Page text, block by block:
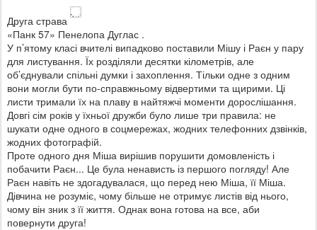
Друга страва
«Панк 57» Пенелопа Дуглас .
У п’ятому класі вчителі випадково поставили Мішу і Раєн у пару
для листування. Їх розділяли десятки кілометрів, але
об’єднували спільні думки і захоплення. Тільки одне з одним
вони могли бути по-справжньому відвертими та щирими. Ці
листи тримали їх на плаву в найтяжчі моменти дорослішання.
Довгі сім років у їхньої дружби було лише три правила: не
шукати одне одного в соцмережах, жодних телефонних дзвінків,
жодних фотографій.
Проте одного дня Міша вирішив порушити домовленість і
побачити Раєн... Це була ненависть із першого погляду! Але
Раєн навіть не здогадувалася, що перед нею Міша, її Міша.
Дівчина не розуміє, чому більше не отримує листів від нього,
чому він зник з її життя. Однак вона готова на все, аби
повернути друга!